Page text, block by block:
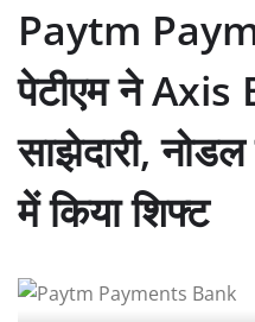
Paytm
पेटीएम ने
साझेदारी,
में किया शिफ्ट